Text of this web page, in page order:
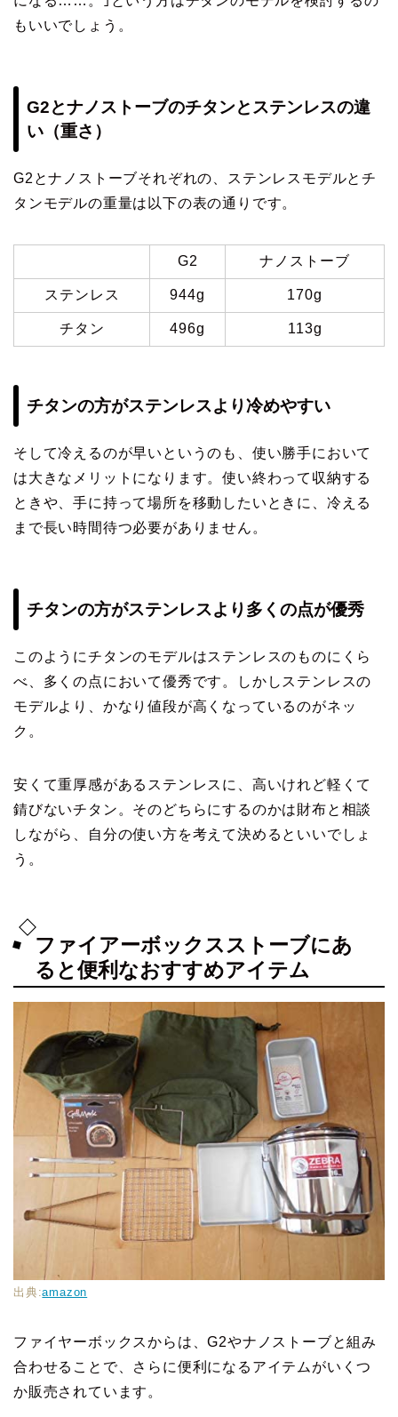
もいいでしょう。
G2とナノストーブのチタンとステンレスの違
い（重さ）
G2とナノストーブそれぞれの、ステンレスモデルとチ
タンモデルの重量は以下の表の通りです。
G2 ナノストーブ
ステンレス 944g 170g
チタン 496g 113g
チタンの方がステンレスより冷めやすい
そして冷えるのが早いというのも、使い勝手において
は大きなメリットになります。使い終わって収納する
ときや、手に持って場所を移動したいときに、冷える
まで長い時間待つ必要がありません。
チタンの方がステンレスより多くの点が優秀
このようにチタンのモデルはステンレスのものにくら
べ、多くの点において優秀です。しかしステンレスの
モデルより、かなり値段が高くなっているのがネッ
ク。
安くて重厚感があるステンレスに、高いけれど軽くて
錆びないチタン。そのどちらにするのかは財布と相談
しながら、自分の使い方を考えて決めるといいでしょ
う。
ファイアーボックスストーブにあ
ると便利なおすすめアイテム
出典:amazon
ファイヤーボックスからは、G2やナノストーブと組み
合わせることで、さらに便利になるアイテムがいくつ
か販売されています。